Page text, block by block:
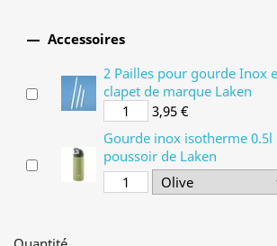
 Accessoires
2 Pailles pour gourde Inox
clapet de marque Laken
3,95 €
Gourde inox isotherme 0.5l
poussoir de Laken